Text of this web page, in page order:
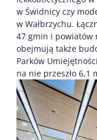
w Świdnicy czy
w Wałbrzychu.
47 gmin i powiatów
obejmują także
Parków
na nie przeszło 6,1